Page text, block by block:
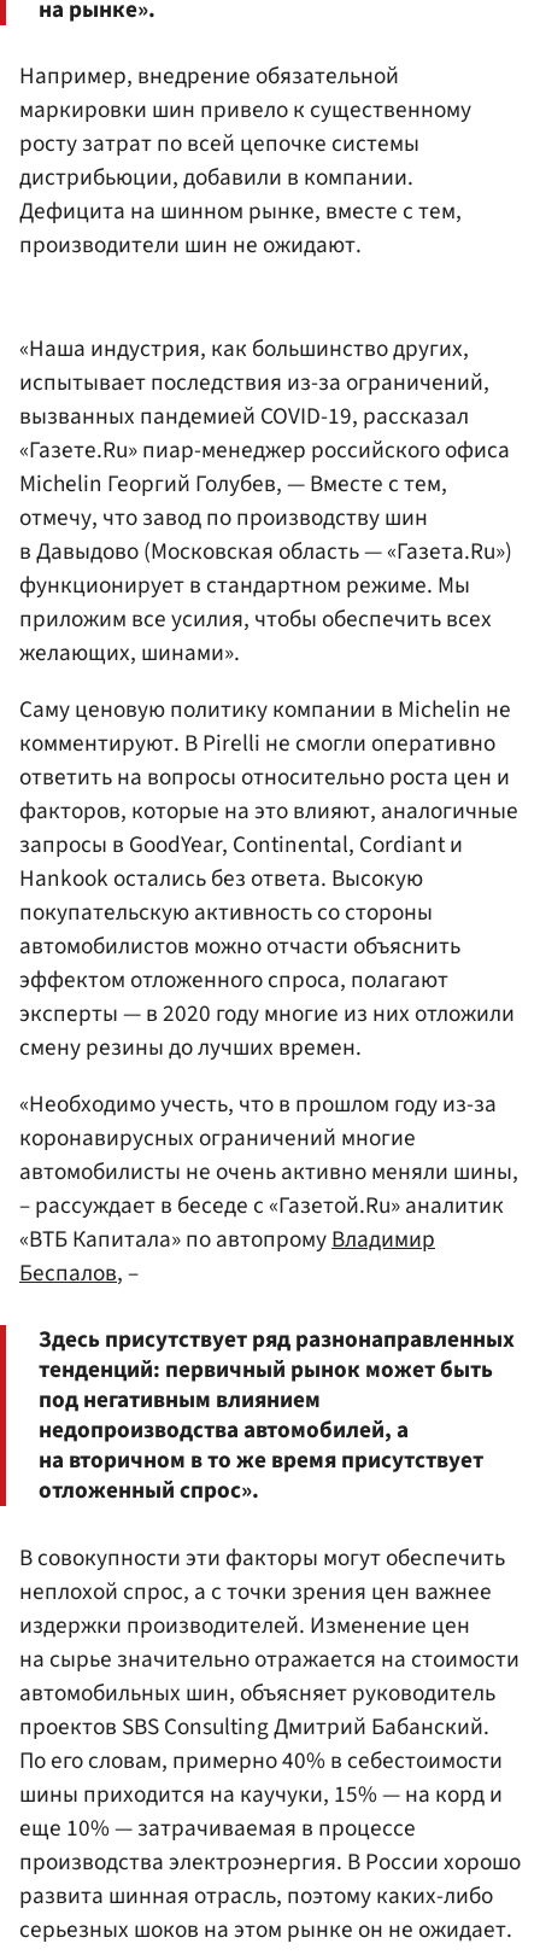
на рынке».
Например, внедрение обязательной
маркировки шин привело к существенному
росту затрат по всей цепочке системы
дистрибьюции, добавили в компании.
Дефицита на шинном рынке, вместе с тем,
производители шин не ожидают.
«Наша индустрия, как большинство других,
испытывает последствия из-за ограничений,
вызванных пандемией COVID-19, рассказал
«Газете.Ru» пиар-менеджер российского офиса
Michelin Георгий Голубев, — Вместе с тем,
отмечу, что завод по производству шин
в Давыдово (Московская область — «Газета.Ru»)
функционирует в стандартном режиме. Мы
приложим все усилия, чтобы обеспечить всех
желающих, шинами».
Саму ценовую политику компании в Michelin не
комментируют. В Pirelli не смогли оперативно
ответить на вопросы относительно роста цен и
факторов, которые на это влияют, аналогичные
запросы в GoodYear, Continental, Cordiant и
Hankook остались без ответа. Высокую
покупательскую активность со стороны
автомобилистов можно отчасти объяснить
эффектом отложенного спроса, полагают
эксперты — в 2020 году многие из них отложили
смену резины до лучших времен.
«Необходимо учесть, что в прошлом году из-за
коронавирусных ограничений многие
автомобилисты не очень активно меняли шины,
– рассуждает в беседе с «Газетой.Ru» аналитик
«ВТБ Капитала» по автопромуВладимир
Беспалов, –
Здесь присутствует ряд разнонаправленных
тенденций: первичный рынок может быть
под негативным влиянием
недопроизводства автомобилей, а
на вторичном в то же время присутствует
отложенный спрос».
В совокупности эти факторы могут обеспечить
неплохой спрос, а с точки зрения цен важнее
издержки производителей. Изменение цен
на сырье значительно отражается на стоимости
автомобильных шин, объясняет руководитель
проектов SBS Consulting Дмитрий Бабанский.
По его словам, примерно 40% в себестоимости
шины приходится на каучуки, 15% — на корд и
еще 10% — затрачиваемая в процессе
производства электроэнергия. В России хорошо
развита шинная отрасль, поэтому каких-либо
серьезных шоков на этом рынке он не ожидает.